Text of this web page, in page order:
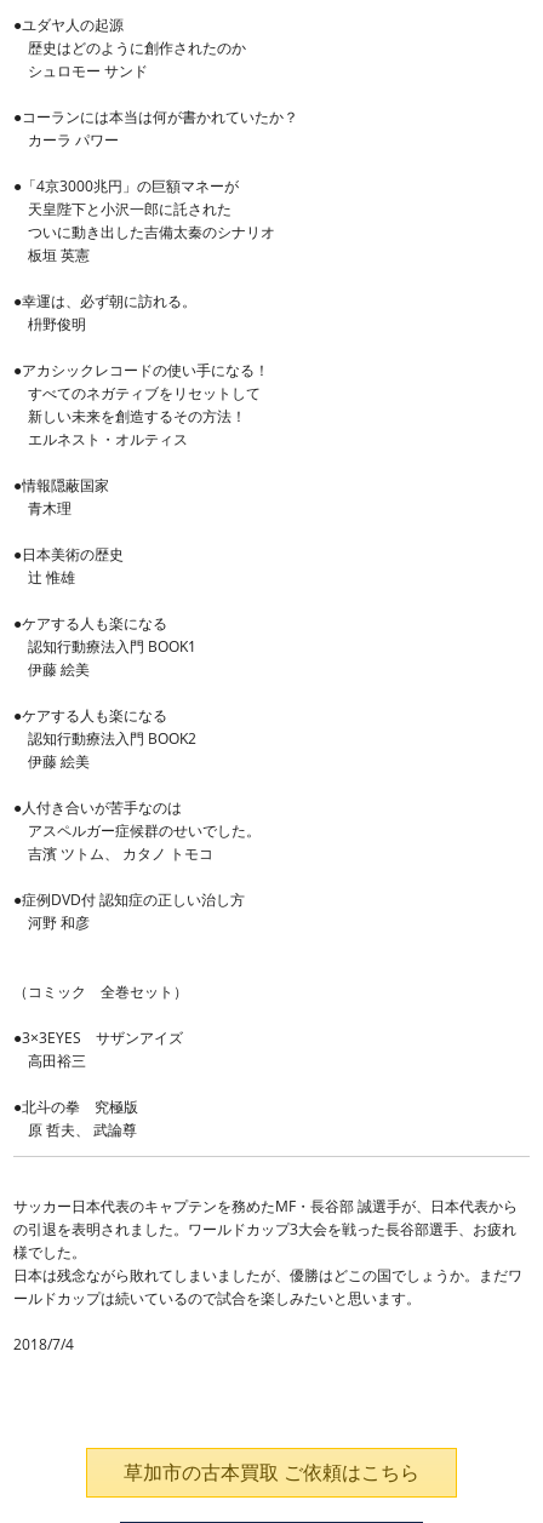
●ユダヤ人の起源
歴史はどのように創作されたのか
シュロモー サンド
●コーランには本当は何が書かれていたか？
カーラ パワー
●「4京3000兆円」の巨額マネーが
天皇陛下と小沢一郎に託された
ついに動き出した吉備太秦のシナリオ
板垣 英憲
●幸運は、必ず朝に訪れる。
枡野俊明
●アカシックレコードの使い手になる！
すべてのネガティブをリセットして
新しい未来を創造するその方法！
エルネスト・オルティス
●情報隠蔽国家
青木理
●日本美術の歴史
辻 惟雄
●ケアする人も楽になる
認知行動療法入門 BOOK1
伊藤 絵美
●ケアする人も楽になる
認知行動療法入門 BOOK2
伊藤 絵美
●人付き合いが苦手なのは
アスペルガー症候群のせいでした。
吉濱 ツトム、 カタノ トモコ
●症例DVD付 認知症の正しい治し方
河野 和彦
（コミック 全巻セット）
●3×3EYES サザンアイズ
高田裕三
●北斗の拳 究極版
原 哲夫、 武論尊
サッカー日本代表のキャプテンを務めたMF・長谷部 誠選手が、日本代表から
の引退を表明されました。ワールドカップ3大会を戦った長谷部選手、お疲れ
様でした。
日本は残念ながら敗れてしまいましたが、優勝はどこの国でしょうか。まだワ
ールドカップは続いているので試合を楽しみたいと思います。
2018/7/4
草加市の古本買取 ご依頼はこちら